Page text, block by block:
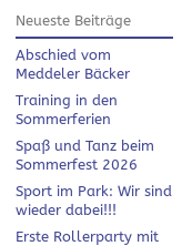
Neueste Beiträge
Abschied vom
Meddeler Bäcker
Training in den
Sommerferien
Spaß und Tanz beim
Sommerfest 2026
Sport im Park: Wir sind
wieder dabei!!!
Erste Rollerparty mit